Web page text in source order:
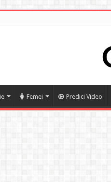
Femei Predici Video